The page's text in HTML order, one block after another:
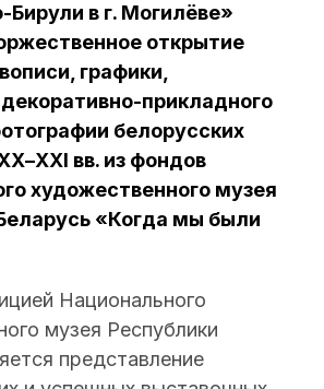
Бирули в г. Могилёве»
открытие
графики,
прикладного
белорусских
вв. из фондов
художественного музея
«Когда мы были
Национального
музея Республики
представление